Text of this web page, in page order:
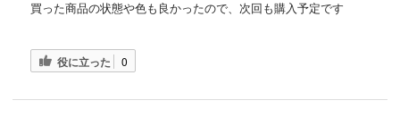
買った商品の状態や色も良かったので、次回も購入予定です
役に立った 0